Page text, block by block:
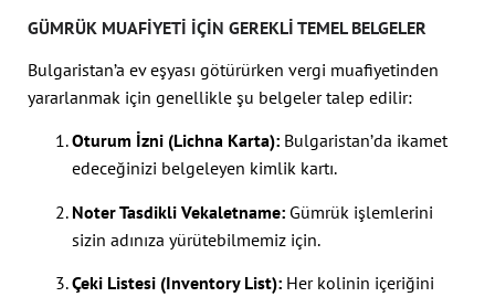
GÜMRÜK MUAFIYETI İÇIN GEREKLI TEMEL BELGELER
Bulgaristan’a ev eşyası götürürken vergi muafiyetinden
yararlanmak için genellikle şu belgeler talep edilir:
Oturum İzni (Lichna Karta): Bulgaristan’da ikamet
edeceğinizi belgeleyen kimlik kartı.
Noter Tasdikli Vekaletname: Gümrük işlemlerini
sizin adınıza yürütebilmemiz için.
Çeki Listesi (Inventory List): Her kolinin içeriğini